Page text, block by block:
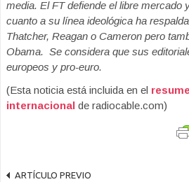
media. El FT defiende el libre mercado
cuanto a su línea ideológica ha
Thatcher, Reagan o Cameron pero
Obama. Se considera que sus
europeos y pro-euro.
(Esta noticia está incluida en el
internacional de radiocable.com)
ARTÍCULO PREVIO